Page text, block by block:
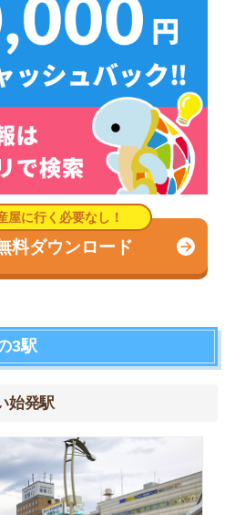
料ダウンロード
3駅
始発駅